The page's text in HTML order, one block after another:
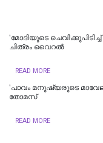
'മോദിയുടെ
ചിത്രം വൈറല്‍
READ MORE
'പാവം മനുഷ്യരുടെ
തോമസ്
READ MORE